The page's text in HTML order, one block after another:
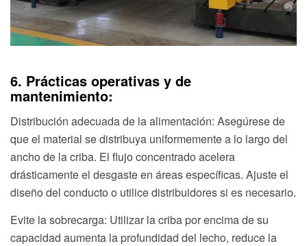
6. Prácticas operativas y de
mantenimiento:
Distribución adecuada de la alimentación: Asegúrese de
que el material se distribuya uniformemente a lo largo del
ancho de la criba. El flujo concentrado acelera
drásticamente el desgaste en áreas específicas. Ajuste el
diseño del conducto o utilice distribuidores si es necesario.
Evite la sobrecarga: Utilizar la criba por encima de su
capacidad aumenta la profundidad del lecho, reduce la